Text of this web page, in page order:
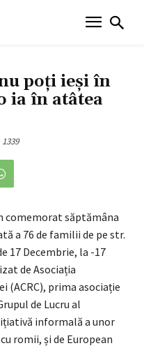
poți ieși în
ia în atâtea
1339
comemorat săptămâna
a 76 de familii de pe str.
17 Decembrie, la -17
de Asociația
(ACRC), prima asociație
de Lucru al
informală a unor
romii, și de European